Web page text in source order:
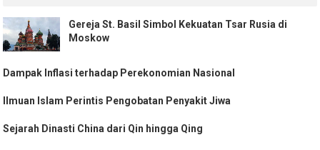
Gereja St. Basil Simbol Kekuatan Tsar Rusia di
Moskow
Dampak Inflasi terhadap Perekonomian Nasional
Ilmuan Islam Perintis Pengobatan Penyakit Jiwa
Sejarah Dinasti China dari Qin hingga Qing